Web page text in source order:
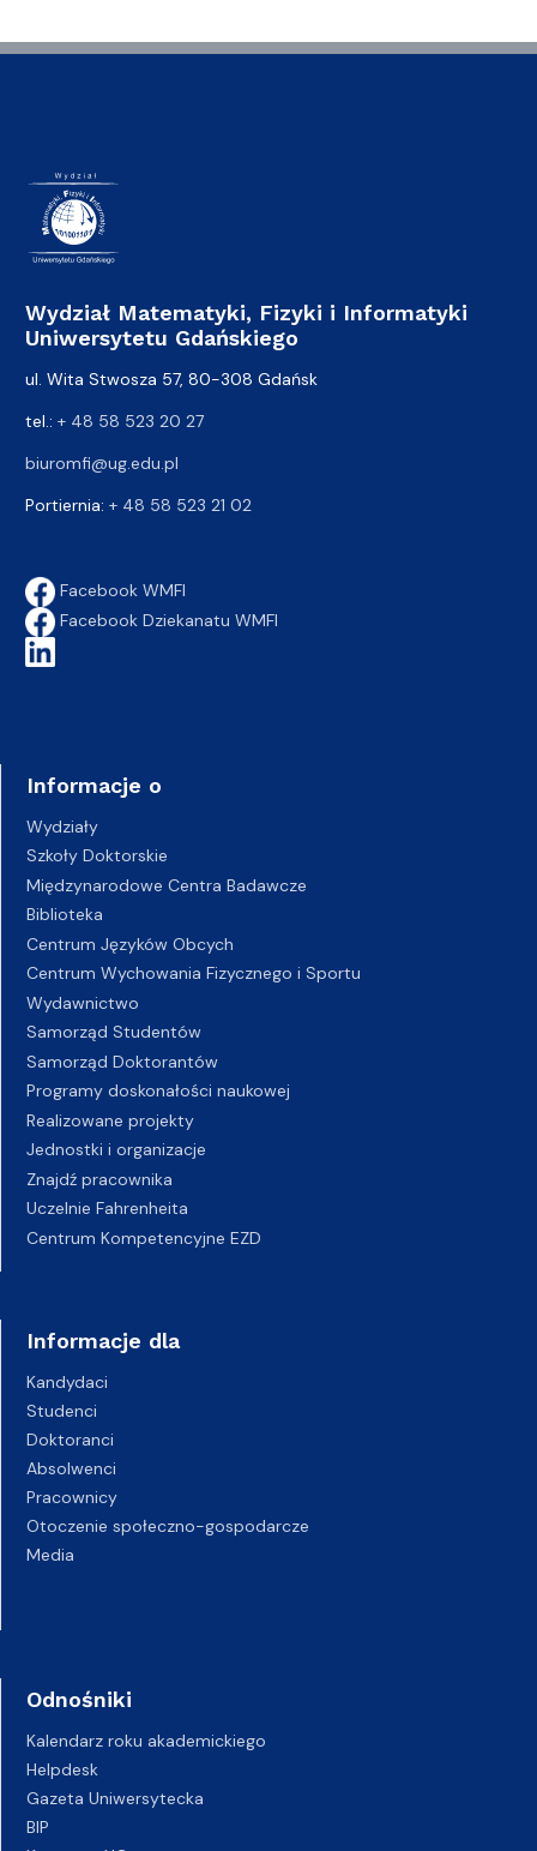
Wydział Matematyki, Fizyki i Informatyki
Uniwersytetu Gdańskiego
ul. Wita Stwosza 57, 80-308 Gdańsk
tel.: + 48 58 523 20 27
biuromfi@ug.edu.pl
Portiernia: + 48 58 523 21 02
Facebook WMFI
Facebook Dziekanatu WMFI
Informacje o
Wydziały
Szkoły Doktorskie
Międzynarodowe Centra Badawcze
Biblioteka
Centrum Języków Obcych
Centrum Wychowania Fizycznego i Sportu
Wydawnictwo
Samorząd Studentów
Samorząd Doktorantów
Programy doskonałości naukowej
Realizowane projekty
Jednostki i organizacje
Znajdź pracownika
Uczelnie Fahrenheita
Centrum Kompetencyjne EZD
Informacje dla
Kandydaci
Studenci
Doktoranci
Absolwenci
Pracownicy
Otoczenie społeczno-gospodarcze
Media
Odnośniki
Kalendarz roku akademickiego
Helpdesk
Gazeta Uniwersytecka
BIP